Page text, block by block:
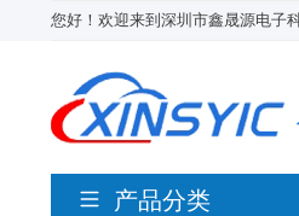
您好！欢迎来到深圳市鑫晟源电子
产品分类